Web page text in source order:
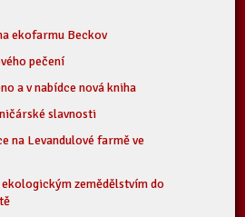
ekofarmu Beckov
pečení
a v nabídce nová kniha
slavnosti
na Levandulové farmě ve
ekologickým zemědělstvím do